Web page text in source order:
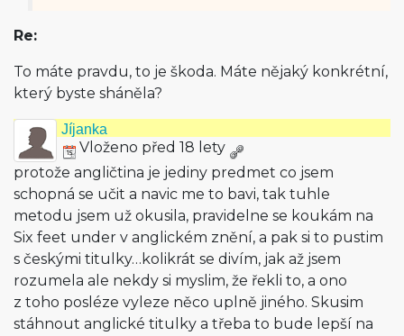
Re:
To máte pravdu, to je škoda. Máte nějaký konkrétní,
který byste sháněla?
Jíjanka
Vloženo před 18 lety
protože angličtina je jediny predmet co jsem
schopná se učit a navic me to bavi, tak tuhle
metodu jsem už okusila, pravidelne se koukám na
Six feet under v anglickém znění, a pak si to pustim
s českými titulky…kolikrát se divím, jak až jsem
rozumela ale nekdy si myslim, že řekli to, a ono
z toho posléze vyleze něco uplně jiného. Skusim
stáhnout anglické titulky a třeba to bude lepší na